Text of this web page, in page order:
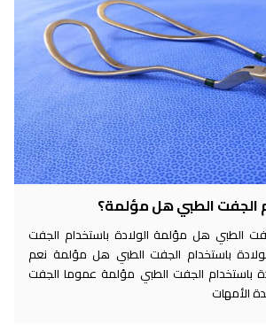
الجفت الطبي هل مؤلمة؟
الطبي هل مؤلمة الولادة باستخدام الجفت
باستخدام الجفت الطبي هل مؤلمة نعم
باستخدام الجفت الطبي مؤلمة عموما الجفت
الأمهات